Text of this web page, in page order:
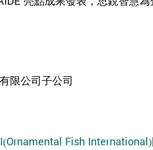
限公司子公司
Fish International)